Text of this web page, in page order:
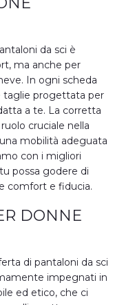
da sci è
ma anche per
In ogni scheda
taglie progettata per
a te. La corretta
cruciale nella
mobilità adeguata
con i migliori
possa godere di
comfort e fiducia.
DONNE
di pantaloni da sci
impegnati in
ed etico, che ci